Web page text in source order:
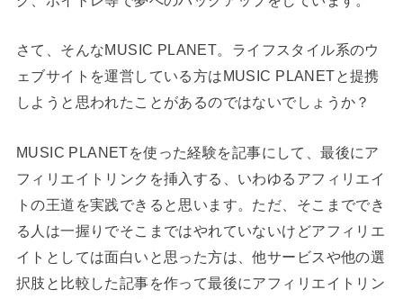
さて、そんなMUSIC PLANET。ライフスタイル系のウ
ェブサイトを運営している方はMUSIC PLANETと提携
しようと思われたことがあるのではないでしょうか？
MUSIC PLANETを使った経験を記事にして、最後にア
フィリエイトリンクを挿入する、いわゆるアフィリエイ
トの王道を実践できると思います。ただ、そこまででき
る人は一握りでそこまではやれていないけどアフィリエ
イトとしては面白いと思った方は、他サービスや他の選
択肢と比較した記事を作って最後にアフィリエイトリン